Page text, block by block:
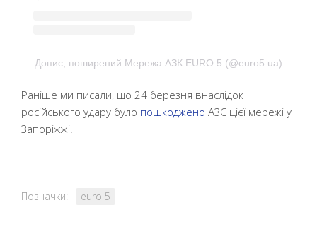
Допис, поширений Мережа АЗК EURO 5 (@euro5.ua)
Раніше ми писали, що 24 березня внаслідок
російського удару було пошкоджено АЗС цієї мережі у
Запоріжжі.
Позначки: euro 5